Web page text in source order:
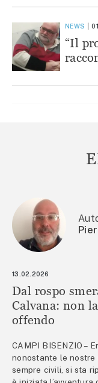
NEWS
“Il
13.02.2026
Dal rospo
Calvana: non
offendo
CAMPI BISENZIO –
nonostante le nostre
sempre civili, si sta